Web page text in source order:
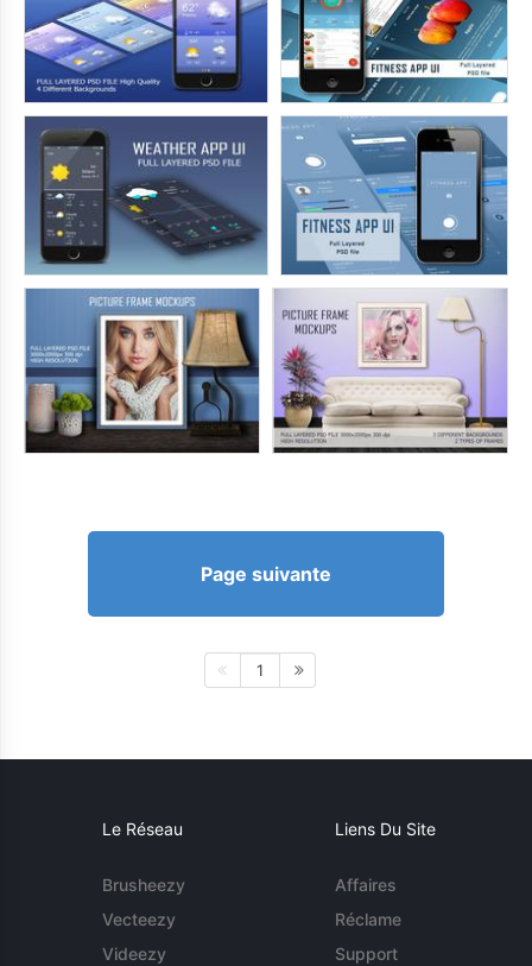
Page suivante
1
Le Réseau
Brusheezy
Vecteezy
Videezy
Liens Du Site
Affaires
Réclame
Support